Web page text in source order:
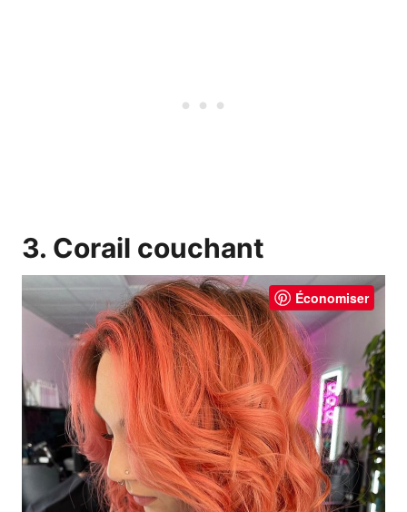
3. Corail couchant
Économiser